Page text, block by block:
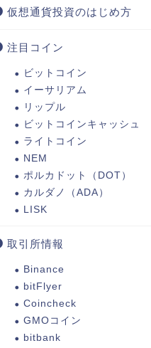
仮想通貨投資のはじめ方
注目コイン
ビットコイン
イーサリアム
リップル
ビットコインキャッシュ
ライトコイン
NEM
ポルカドット（DOT）
カルダノ（ADA）
LISK
取引所情報
Binance
bitFlyer
Coincheck
GMOコイン
bitbank